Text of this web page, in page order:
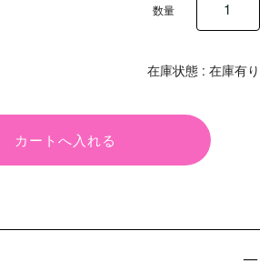
在庫状態 : 在庫有り
数量